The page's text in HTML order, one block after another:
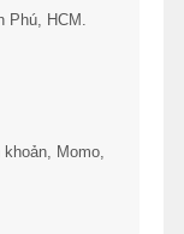
Phú, HCM.
Momo,